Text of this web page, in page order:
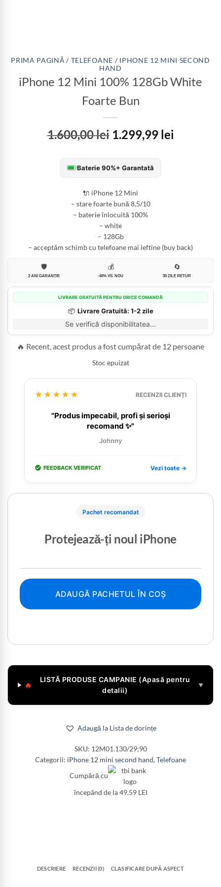
PRIMA PAGINĂ / TELEFOANE / IPHONE 12 MINI SECOND
HAND
iPhone 12 Mini 100% 128Gb White
Foarte Bun
1.600,00lei 1.299,99 lei
Baterie 90%+ Garantată
🔌 iPhone 12 Mini
– stare foarte bună 8,5/10
– baterie înlocuită 100%
– white
– 128Gb
– acceptăm schimb cu telefoane mai ieftine (buy back)
🛡️
2 ANI GARANȚIE
💰
-40% VS. NOU
🔄
30 ZILE RETUR
LIVRARE GRATUITĂ PENTRU ORICE COMANDĂ
📦 Livrare Gratuită: 1-2 zile
Se verifică disponibilitatea...
🔥 Recent, acest produs a fost cumpărat de 12 persoane
Stoc epuizat
★★★★★ RECENZII CLIENȚI
"Produs impecabil, profi și serioși
recomand ✨"
Johnny
FEEDBACK VERIFICAT Vezi toate →
Pachet recomandat
Protejează-ți noul iPhone
ADAUGĂ PACHETUL ÎN COȘ
🔥
LISTĂ PRODUSE CAMPANIE (Apasă pentru
detalii)
▼
Adaugă la Lista de dorințe
SKU: 12M01.130/29;90
Categorii: iPhone 12 mini second hand,Telefoane
Cumpără cu
începând de la 49.59 LEI
DESCRIERE RECENZII (0) CLASIFICARE DUPĂ ASPECT